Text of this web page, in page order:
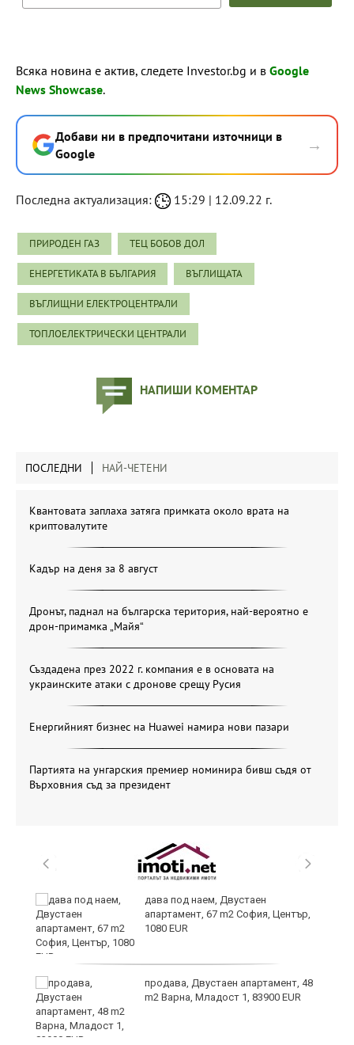
Всяка новина е актив, следете Investor.bg и в Google
News Showcase.
Добави ни в предпочитани източници в
Google
→
Последна актуализация: 15:29 | 12.09.22 г.
ПРИРОДЕН ГАЗ ТЕЦ БОБОВ ДОЛ
ЕНЕРГЕТИКАТА В БЪЛГАРИЯ ВЪГЛИЩАТА
ВЪГЛИЩНИ ЕЛЕКТРОЦЕНТРАЛИ
ТОПЛОЕЛЕКТРИЧЕСКИ ЦЕНТРАЛИ
НАПИШИ КОМЕНТАР
ПОСЛЕДНИ НАЙ-ЧЕТЕНИ
Квантовата заплаха затяга примката около врата на
криптовалутите
Кадър на деня за 8 август
Дронът, паднал на българска територия, най-вероятно е
дрон-примамка „Майя“
Създадена през 2022 г. компания е в основата на
украинските атаки с дронове срещу Русия
Енергийният бизнес на Huawei намира нови пазари
Партията на унгарския премиер номинира бивш съдя от
Върховния съд за президент
дава под наем, Двустаен
апартамент, 67 m2 София, Център,
1080 EUR
продава, Двустаен апартамент, 48
m2 Варна, Младост 1, 83900 EUR